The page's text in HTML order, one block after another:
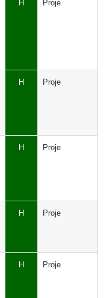
H Proje
H Proje
H Proje
H Proje
H Proje